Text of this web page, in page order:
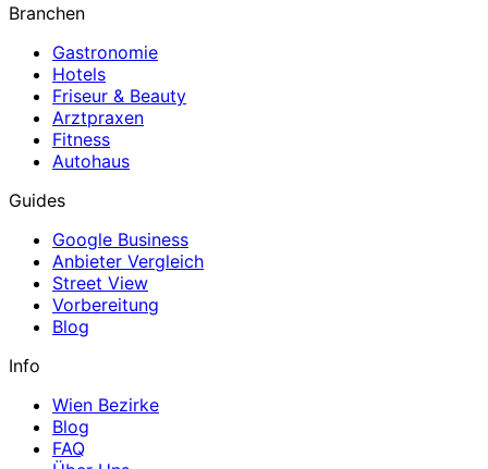
Branchen
Gastronomie
Hotels
Friseur & Beauty
Arztpraxen
Fitness
Autohaus
Guides
Google Business
Anbieter Vergleich
Street View
Vorbereitung
Blog
Info
Wien Bezirke
Blog
FAQ